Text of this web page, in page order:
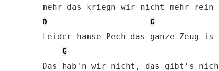
D
G
Leider hamse Pech das ganze Zeug is
G
Das hab'n wir nicht, das gibt's